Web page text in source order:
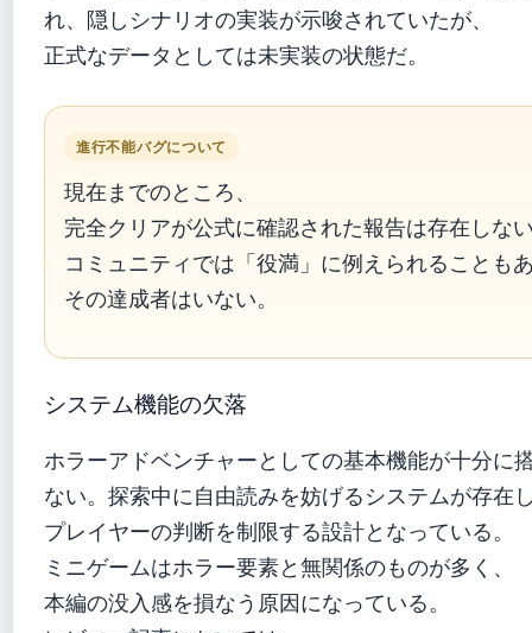
れ、隠しシナリオの実装が示唆されていたが、
正式なデータとしては未実装の状態だ。
進行不能バグについて
現在までのところ、
完全クリアが公式に確認された報告は存在しな
コミュニティでは「役満」に例えられることも
その達成者はいない。
システム機能の欠落
ホラーアドベンチャーとしての基本機能が十分に
ない。探索中に自由読みを妨げるシステムが存在
プレイヤーの判断を制限する設計となっている。
ミニゲームはホラー要素と無関係のものが多く、
本編の没入感を損なう原因になっている。